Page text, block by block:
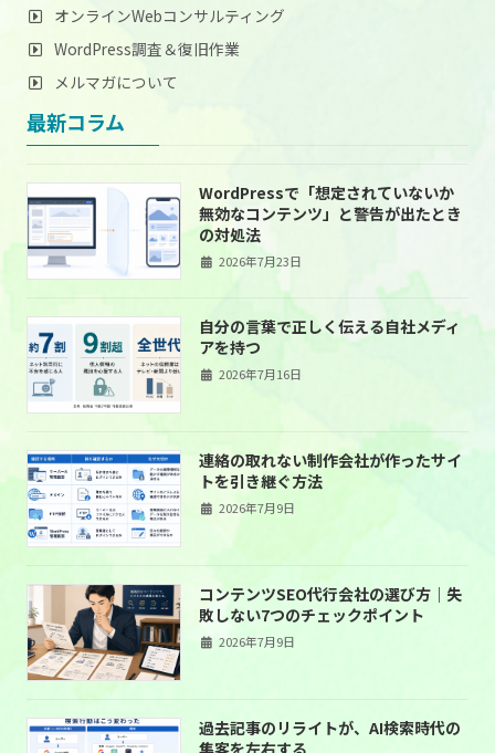
オンラインWebコンサルティング
WordPress調査＆復旧作業
メルマガについて
最新コラム
WordPressで「想定されていないか
無効なコンテンツ」と警告が出たとき
の対処法
2026年7月23日
自分の言葉で正しく伝える自社メディ
アを持つ
2026年7月16日
連絡の取れない制作会社が作ったサイ
トを引き継ぐ方法
2026年7月9日
コンテンツSEO代行会社の選び方｜失
敗しない7つのチェックポイント
2026年7月9日
過去記事のリライトが、AI検索時代の
集客を左右する